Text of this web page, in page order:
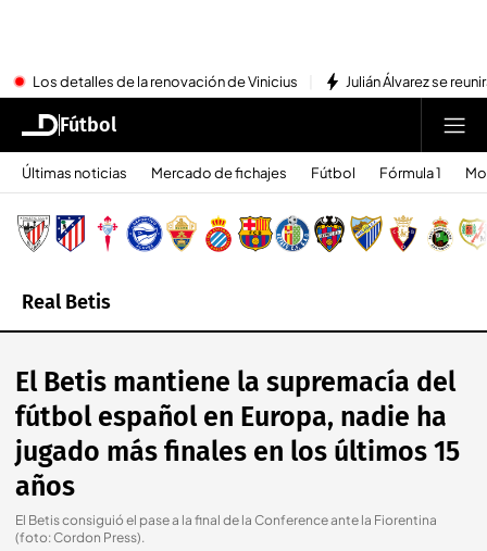
Los detalles de la renovación de Vinicius Julián Álvarez se
Fútbol
Últimas noticias Mercado de fichajes Fútbol Fórmula 1
Real Betis
El Betis mantiene la supremacía del
fútbol español en Europa, nadie ha
jugado más finales en los últimos 15
años
El Betis consiguió el pase a la final de la Conference ante la Fiorentina
(foto: Cordon Press).